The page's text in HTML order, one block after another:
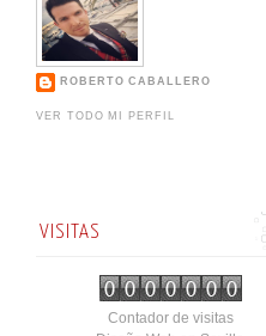
ROBERTO CABALLERO
VER TODO MI PERFIL
VISITAS
Contador de visitas